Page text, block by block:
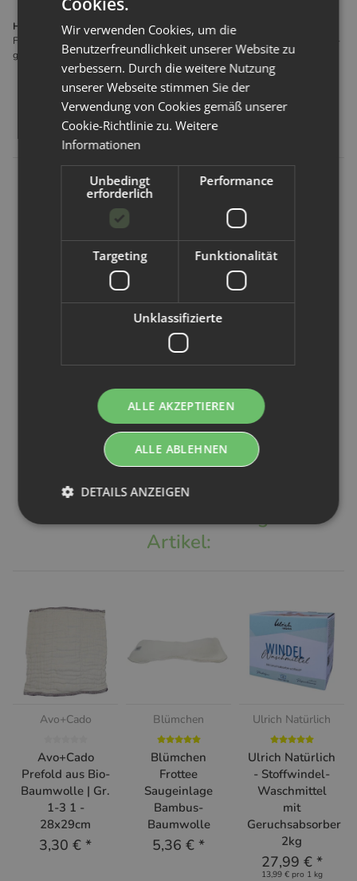
Hersteller gemäß GPSR
Forx GmbH Gewerbering 14 8112 Wilkau-Haßlau Deutschland info@forx-
gmbh.de
Alternative Artikel
No Waste Wrapping
10er
23,99 €*
No Waste Wrapping
(Handmade)
15,99 €*
Artikel:
Avo+Cado
Avo+Cado
Prefold aus Bio-
Baumwolle | Gr.
1-3 1 -
28x29cm
3,30 € *
Blümchen
Blümchen
Frottee
Saugeinlage
Bambus-
Baumwolle
5,36 € *
Ulrich Natürlich
Ulrich Natürlich
- Stoffwindel-
Waschmittel
mit
Geruchsabsorber
2kg
27,99 € *
13,99 € pro 1 kg
Wir verwenden Cookies, um die
Benutzerfreundlichkeit unserer Website zu
verbessern. Durch die weitere Nutzung
unserer Webseite stimmen Sie der
Verwendung von Cookies gemäß unserer
Cookie-Richtlinie zu.Weitere
Informationen
Unbedingt
erforderlich
Performance
Targeting Funktionalität
Unklassifizierte
ALLE AKZEPTIEREN
ALLE ABLEHNEN
DETAILS ANZEIGEN